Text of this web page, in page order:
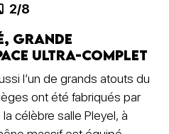
3/8
grande
ultra-complet
l’un de grands atouts du
ont été fabriqués par
célèbre salle Pleyel, à